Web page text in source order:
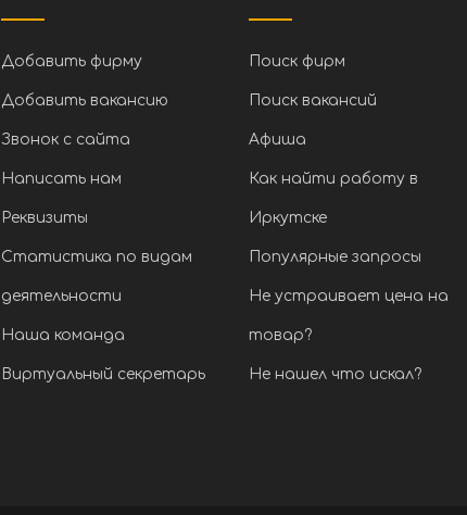
Добавить фирму
Добавить вакансию
Звонок с сайта
Написать нам
Реквизиты
Статистика по видам
деятельности
Наша команда
Виртуальный секретарь
Поиск фирм
Поиск вакансий
Афиша
Как найти работу в
Иркутске
Популярные запросы
Не устраивает цена на
товар?
Не нашел что искал?